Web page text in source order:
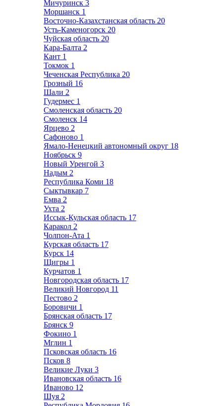
Мичуринск 3
Моршанск 1
Восточно-Казахстанская область 20
Усть-Каменогорск 20
Чуйская область 20
Кара-Балта 2
Кант 1
Токмок 1
Чеченская Республика 20
Грозный 16
Шали 2
Гудермес 1
Смоленская область 20
Смоленск 14
Ярцево 2
Сафоново 1
Ямало-Ненецкий автономный округ 18
Ноябрьск 9
Новый Уренгой 3
Надым 2
Республика Коми 18
Сыктывкар 7
Емва 2
Ухта 2
Иссык-Кульская область 17
Каракол 2
Чолпон-Ата 1
Курская область 17
Курск 14
Щигры 1
Курчатов 1
Новгородская область 17
Великий Новгород 11
Пестово 2
Боровичи 1
Брянская область 17
Брянск 9
Фокино 1
Мглин 1
Псковская область 16
Псков 8
Великие Луки 3
Ивановская область 16
Иваново 12
Шуя 2